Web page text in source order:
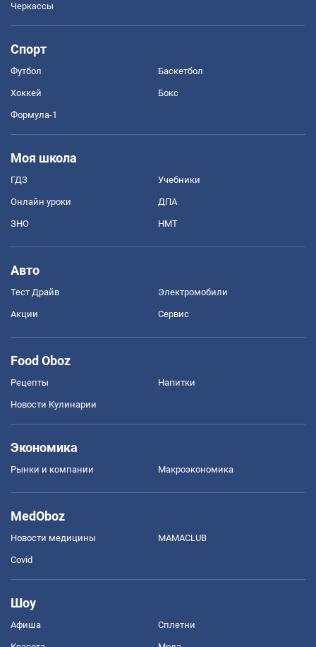
Черкассы
Спорт
Футбол Баскетбол
Хоккей Бокс
Формула-1
Моя школа
ГДЗ Учебники
Онлайн уроки ДПА
ЗНО НМТ
Авто
Тест Драйв Электромобили
Акции Сервис
Food Oboz
Рецепты Напитки
Новости Кулинарии
Экономика
Рынки и компании Mакроэкономика
MedOboz
Новости медицины MAMACLUB
Covid
Шоу
Афиша Сплетни